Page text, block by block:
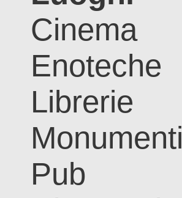
Cinema
Enoteche
Librerie
Monumenti
Pub